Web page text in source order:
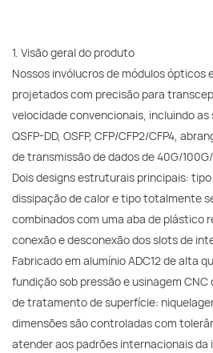
1. Visão geral do produto
Nossos invólucros de módulos ópticos
projetados com precisão para
velocidade convencionais, incluindo as
QSFP-DD, OSFP, CFP/CFP2/CFP4,
de transmissão de dados de 40G/
Dois designs estruturais principais:
dissipação de calor e tipo totalmente
combinados com uma aba de plástico
conexão e desconexão dos slots de
Fabricado em alumínio ADC12 de alta
fundição sob pressão e usinagem
de tratamento de superfície:
dimensões são controladas com
atender aos padrões internacionais da